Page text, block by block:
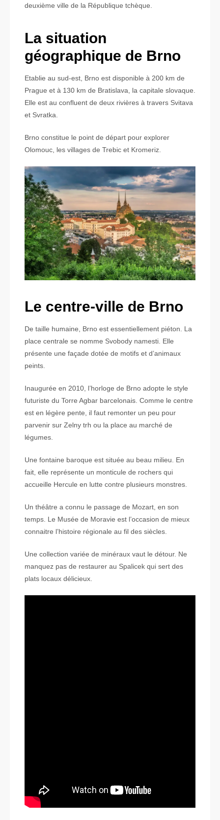
deuxième ville de la République tchèque.
La situation
géographique de Brno
Etablie au sud-est, Brno est disponible à 200 km de
Prague et à 130 km de Bratislava, la capitale slovaque.
Elle est au confluent de deux rivières à travers Svitava
et Svratka.
Brno constitue le point de départ pour explorer
Olomouc, les villages de Trebic et Kromeriz.
Le centre-ville de Brno
De taille humaine, Brno est essentiellement piéton. La
place centrale se nomme Svobody namesti. Elle
présente une façade dotée de motifs et d’animaux
peints.
Inaugurée en 2010, l’horloge de Brno adopte le style
futuriste du Torre Agbar barcelonais. Comme le centre
est en légère pente, il faut remonter un peu pour
parvenir sur Zelny trh ou la place au marché de
légumes.
Une fontaine baroque est située au beau milieu. En
fait, elle représente un monticule de rochers qui
accueille Hercule en lutte contre plusieurs monstres.
Un théâtre a connu le passage de Mozart, en son
temps. Le Musée de Moravie est l’occasion de mieux
connaitre l’histoire régionale au fil des siècles.
Une collection variée de minéraux vaut le détour. Ne
manquez pas de restaurer au Spalicek qui sert des
plats locaux délicieux.